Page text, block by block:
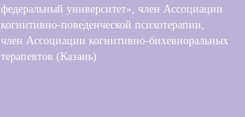
федеральный университет», член Ассоциации
когнитивно-поведенческой психотерапии,
член Ассоциации когнитивно-бихевиоральных
терапевтов (Казань)